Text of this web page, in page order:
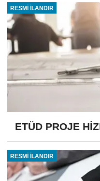
RESMİ İLANDIR
ETÜD PROJE
RESMİ İLANDIR